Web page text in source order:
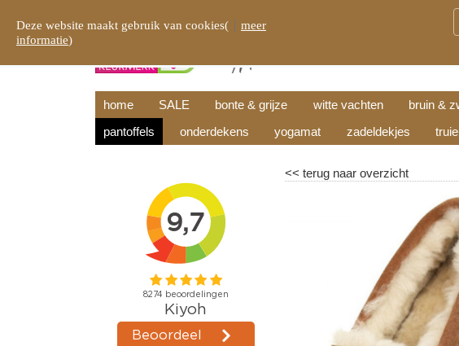
home SALE bonte & grijze witte vachten bruin &
pantoffels
onderdekens yogamat zadeldekjes
<<terug naar overzicht
Deze website maakt gebruik van cookies(
meer
informatie)